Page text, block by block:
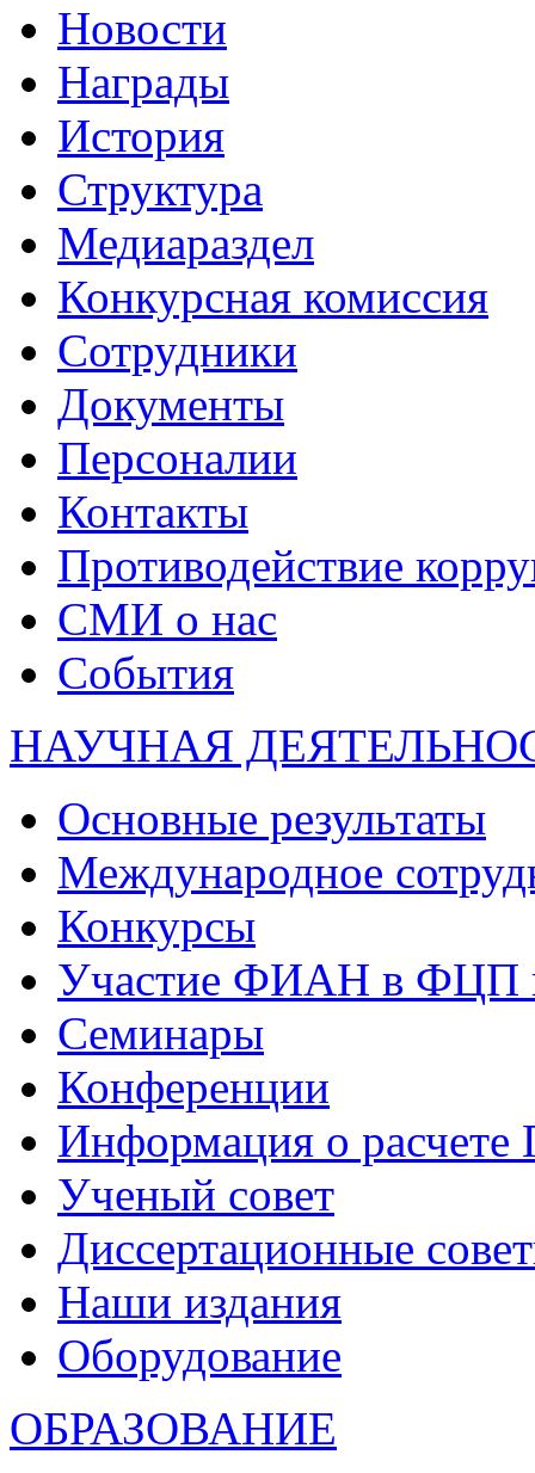
Новости
Награды
История
Структура
Медиараздел
Конкурсная комиссия
Сотрудники
Документы
Персоналии
Контакты
Противодействие
СМИ о нас
События
НАУЧНАЯ
Основные результаты
Международное
Конкурсы
Участие ФИАН в ФЦП
Семинары
Конференции
Информация о
Ученый совет
Диссертационные
Наши издания
Оборудование
ОБРАЗОВАНИЕ